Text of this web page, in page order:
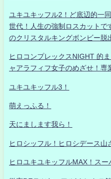
ユキユキッフル2！ど底辺的一
世代！人生の強制ロスカットで
のクリスタルキングボンビー脱
ヒロコンプレックスNIGHT 的
ャアラフィフ女子のめざせ！専
ユキユキッフル3！
萌えっふる！
天にまします我ら！
ヒロシッフル！ヒロシデース山
ヒロユキユキッフルMAX！スー